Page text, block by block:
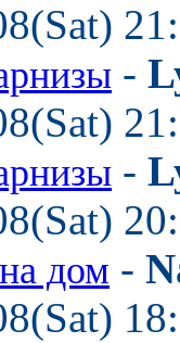
-
-
дом -